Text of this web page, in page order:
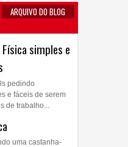
ARQUIVO DO BLOG
simples e
pedindo
e fáceis de serem
de trabalho...
uma castanha-